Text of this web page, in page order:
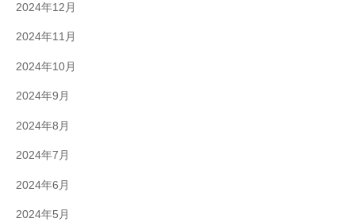
2024年12月
2024年11月
2024年10月
2024年9月
2024年8月
2024年7月
2024年6月
2024年5月